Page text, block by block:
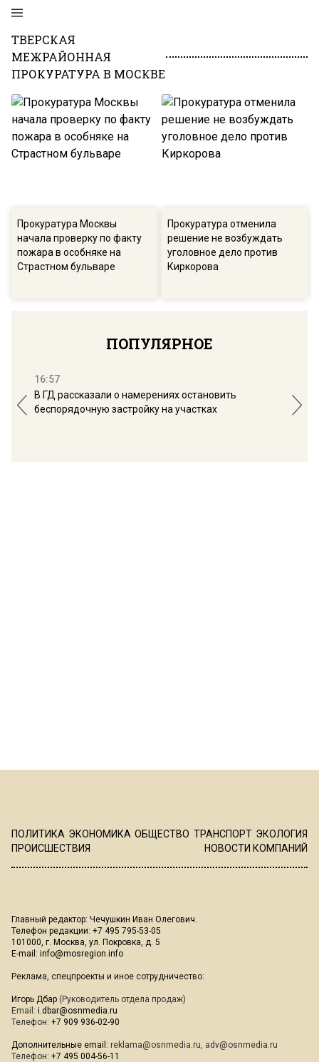
ТВЕРСКАЯ
МЕЖРАЙОННАЯ
ПРОКУРАТУРА В МОСКВЕ
Прокуратура Москвы
начала проверку по факту
пожара в особняке на
Страстном бульваре
Прокуратура отменила
решение не возбуждать
уголовное дело против
Киркорова
ПОПУЛЯРНОЕ
16:57
В ГД рассказали о намерениях остановить
беспорядочную застройку на участках
ПОЛИТИКА ЭКОНОМИКА ОБЩЕСТВО ТРАНСПОРТ ЭКОЛОГИЯ
ПРОИСШЕСТВИЯ
НОВОСТИ КОМПАНИЙ
Главный редактор: Чечушкин Иван Олегович.
Телефон редакции: +7 495 795-53-05
101000, г. Москва, ул. Покровка, д. 5
E-mail: info@mosregion.info
Реклама, спецпроекты и иное сотрудничество:
Игорь Дбар (Руководитель отдела продаж)
Email: i.dbar@osnmedia.ru
Телефон: +7 909 936-02-90
Дополнительные email: reklama@osnmedia.ru, adv@osnmedia.ru
Телефон: +7 495 004-56-11